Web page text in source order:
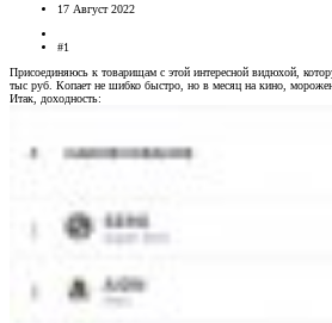
17 Август 2022
#1
Присоединяюсь к товарищам с этой интересной видюхой,
тыс руб. Копает не шибко быстро, но в месяц на кино,
Итак, доходность: